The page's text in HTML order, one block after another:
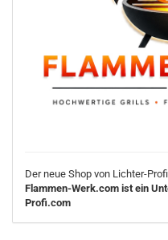
Der neue Shop von Lichter-
Flammen-Werk.com ist ein
Profi.com